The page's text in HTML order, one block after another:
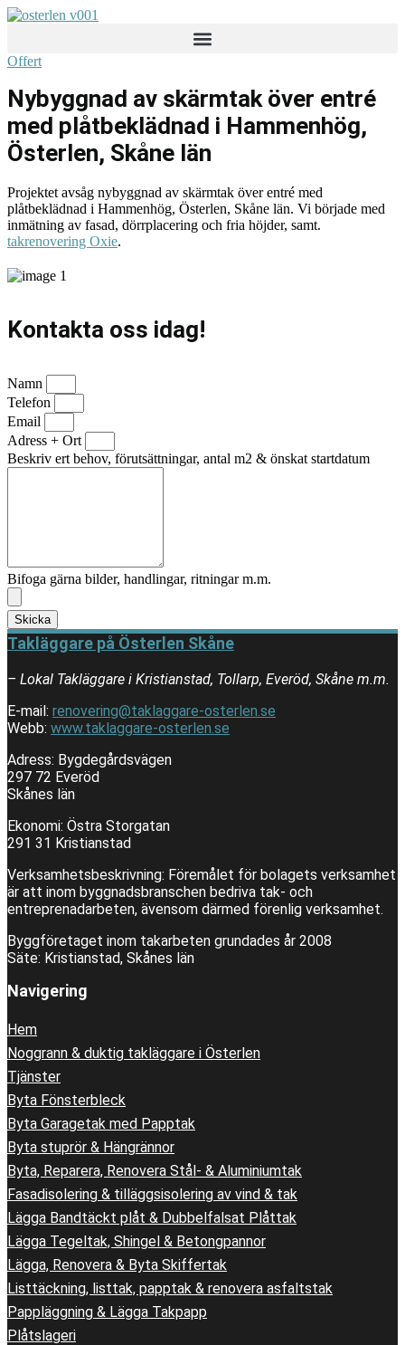
Skip
Offert
Nybyggnad av skärmtak över entré
med plåtbeklädnad i Hammenhög,
Österlen, Skåne län
Projektet avsåg nybyggnad av skärmtak över entré med
plåtbeklädnad i Hammenhög, Österlen, Skåne län. Vi började med
inmätning av fasad, dörrplacering och fria höjder, samt.
takrenovering Oxie.
Kontakta oss idag!
Namn
Telefon
Email
Adress + Ort
Beskriv ert behov, förutsättningar, antal m2 & önskat startdatum
Bifoga gärna bilder, handlingar, ritningar m.m.
Skicka
Takläggare på Österlen Skåne
– Lokal Takläggare i Kristianstad, Tollarp, Everöd, Skåne m.m.
E-mail: renovering@taklaggare-osterlen.se
Webb: www.taklaggare-osterlen.se
Adress: Bygdegårdsvägen
297 72 Everöd
Skånes län
Ekonomi: Östra Storgatan
291 31 Kristianstad
Verksamhetsbeskrivning: Föremålet för bolagets verksamhet
är att inom byggnadsbranschen bedriva tak- och
entreprenadarbeten, ävensom därmed förenlig verksamhet.
Byggföretaget inom takarbeten grundades år 2008
Säte: Kristianstad, Skånes län
Navigering
Hem
Noggrann & duktig takläggare i Österlen
Tjänster
Byta Fönsterbleck
Byta Garagetak med Papptak
Byta stuprör & Hängrännor
Byta, Reparera, Renovera Stål- & Aluminiumtak
Fasadisolering & tilläggsisolering av vind & tak
Lägga Bandtäckt plåt & Dubbelfalsat Plåttak
Lägga Tegeltak, Shingel & Betongpannor
Lägga, Renovera & Byta Skiffertak
Listtäckning, listtak, papptak & renovera asfaltstak
Pappläggning & Lägga Takpapp
Plåtslageri